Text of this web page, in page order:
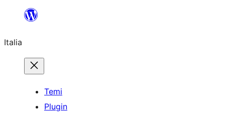
contenuto
Italia
Temi
Plugin